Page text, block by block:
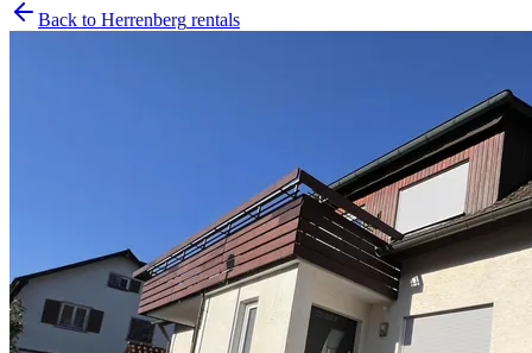
Back to Herrenberg rentals